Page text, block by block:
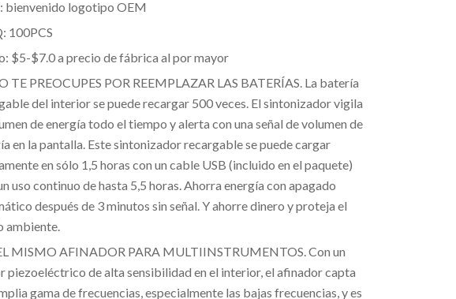
bienvenido logotipo OEM
100PCS
$5-$7.0 a precio de fábrica al por mayor
TE PREOCUPES POR REEMPLAZAR LAS BATERÍAS. La batería
del interior se puede recargar 500 veces. El sintonizador vigila
de energía todo el tiempo y alerta con una señal de volumen de
en la pantalla. Este sintonizador recargable se puede cargar
en sólo 1,5 horas con un cable USB (incluido en el paquete)
uso continuo de hasta 5,5 horas. Ahorra energía con apagado
después de 3 minutos sin señal. Y ahorre dinero y proteja el
ambiente.
MISMO AFINADOR PARA MULTIINSTRUMENTOS. Con un
piezoeléctrico de alta sensibilidad en el interior, el afinador capta
gama de frecuencias, especialmente las bajas frecuencias, y es